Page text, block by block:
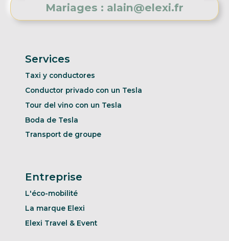
Mariages : alain@elexi.fr
Services
Taxi y conductores
Conductor privado con un Tesla
Tour del vino con un Tesla
Boda de Tesla
Transport de groupe
Entreprise
L'éco-mobilité
La marque Elexi
Elexi Travel & Event